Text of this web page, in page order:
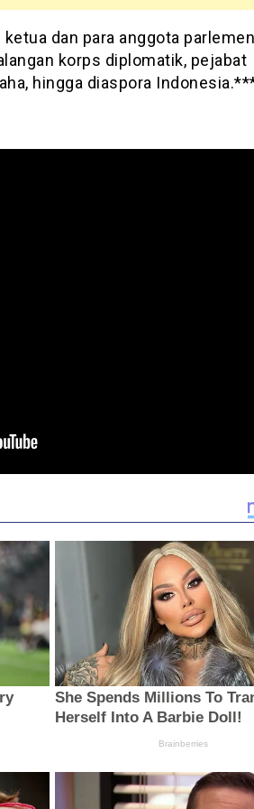
dan para anggota
korps diplomatik, pejabat
hingga diaspora